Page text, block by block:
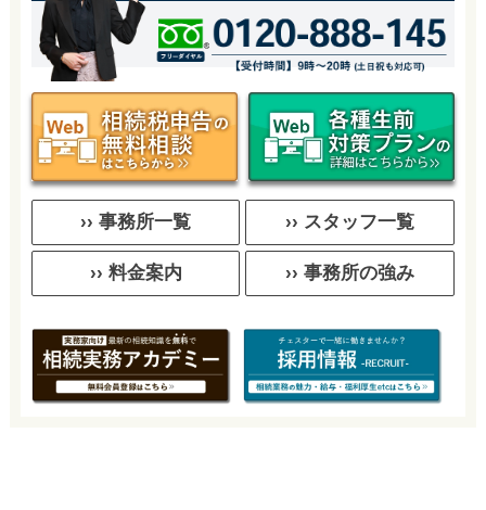
›› 事務所一覧 ›› スタッフ一覧
›› 料金案内 ›› 事務所の強み